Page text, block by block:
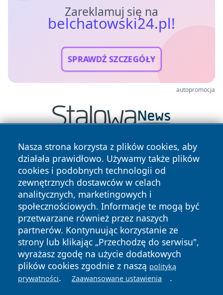
Zareklamuj się na
belchatowski24.pl!
SPRAWDŹ SZCZEGÓŁY
autopromocja
Nasza strona korzysta z plików cookies, aby
działała prawidłowo. Używamy także plików
cookies i podobnych technologii od
zewnętrznych dostawców w celach
analitycznych, marketingowych i
społecznościowych. Informacje te mogą być
przetwarzane również przez naszych
partnerów. Kontynuując korzystanie ze
strony lub klikając „Przechodzę do serwisu",
wyrażasz zgodę na użycie dodatkowych
plików cookies zgodnie z naszą polityką
prywatności. Zaawansowane ustawienia .
Copyright © 2026 belchatowski24.pl Wszystkie prawa
zastrzeżone.
News Autorzy
Polityka
Prywatności
Polityka
Cookies